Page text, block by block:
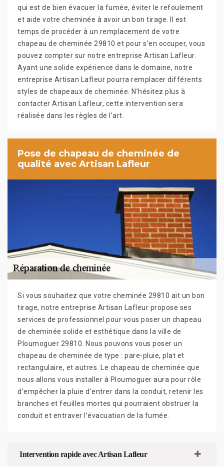
qui est de bien évacuer la fumée, éviter le refoulement
et aide votre cheminée à avoir un bon tirage. Il est
temps de procéder à un remplacement de votre
chapeau de cheminée 29810 et pour s’en occuper, vous
pouvez compter sur notre entreprise Artisan Lafleur.
Ayant une solide expérience dans le domaine, notre
entreprise Artisan Lafleur pourra remplacer différents
styles de chapeaux de cheminée. N’hésitez plus à
contacter Artisan Lafleur, cette intervention sera
réalisée dans les règles de l’art.
Pose de chapeau de cheminée de
qualité avec Artisan Lafleur
Si vous souhaitez que votre cheminée 29810 ait un bon
tirage, notre entreprise Artisan Lafleur propose ses
services de professionnel pour vous poser un chapeau
de cheminée solide et esthétique dans la ville de
Ploumoguer 29810. Nous pouvons vous poser un
chapeau de cheminée de type : pare-pluie, plat et
rectangulaire, et autres. Le chapeau de cheminée que
nous allons vous installer à Ploumoguer aura pour rôle
d’empêcher la pluie d’entrer dans la conduit, retenir les
branches et feuilles mortes qui pourraient obstruer la
conduit et entraver l’évacuation de la fumée.
Intervention rapide avec Artisan Lafleur